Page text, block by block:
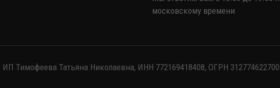
московскому времени
ИП Тимофеева Татьяна Николаевна, ИНН 772169418408, ОГРН